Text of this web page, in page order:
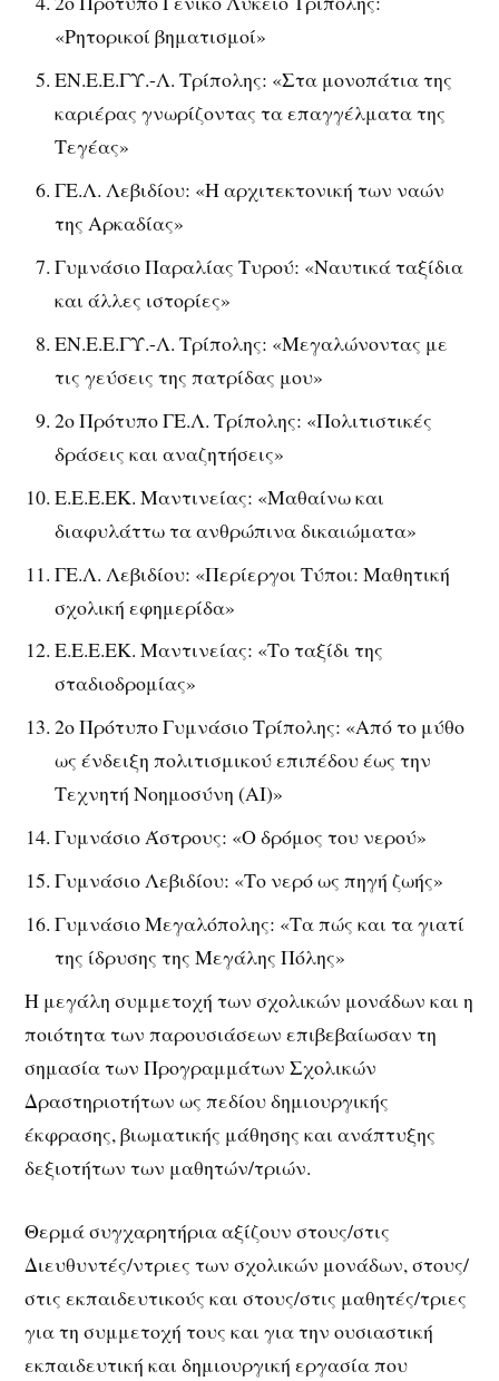
«Ρητορικοί βηματισμοί»
ΕΝ.Ε.Ε.ΓΥ.-Λ. Τρίπολης: «Στα μονοπάτια της
καριέρας γνωρίζοντας τα επαγγέλματα της
Τεγέας»
ΓΕ.Λ. Λεβιδίου: «Η αρχιτεκτονική των ναών
της Αρκαδίας»
Γυμνάσιο Παραλίας Τυρού: «Ναυτικά ταξίδια
και άλλες ιστορίες»
ΕΝ.Ε.Ε.ΓΥ.-Λ. Τρίπολης: «Μεγαλώνοντας με
τις γεύσεις της πατρίδας μου»
2ο Πρότυπο ΓΕ.Λ. Τρίπολης: «Πολιτιστικές
δράσεις και αναζητήσεις»
Ε.Ε.Ε.ΕΚ. Μαντινείας: «Μαθαίνω και
διαφυλάττω τα ανθρώπινα δικαιώματα»
ΓΕ.Λ. Λεβιδίου: «Περίεργοι Τύποι: Μαθητική
σχολική εφημερίδα»
Ε.Ε.Ε.ΕΚ. Μαντινείας: «Το ταξίδι της
σταδιοδρομίας»
2ο Πρότυπο Γυμνάσιο Τρίπολης: «Από το μύθο
ως ένδειξη πολιτισμικού επιπέδου έως την
Τεχνητή Νοημοσύνη (AI)»
Γυμνάσιο Άστρους: «Ο δρόμος του νερού»
Γυμνάσιο Λεβιδίου: «Το νερό ως πηγή ζωής»
Γυμνάσιο Μεγαλόπολης: «Τα πώς και τα γιατί
της ίδρυσης της Μεγάλης Πόλης»
Η μεγάλη συμμετοχή των σχολικών μονάδων και η
ποιότητα των παρουσιάσεων επιβεβαίωσαν τη
σημασία των Προγραμμάτων Σχολικών
Δραστηριοτήτων ως πεδίου δημιουργικής
έκφρασης, βιωματικής μάθησης και ανάπτυξης
δεξιοτήτων των μαθητών/τριών.
Θερμά συγχαρητήρια αξίζουν στους/στις
Διευθυντές/ντριες των σχολικών μονάδων, στους/
στις εκπαιδευτικούς και στους/στις μαθητές/τριες
για τη συμμετοχή τους και για την ουσιαστική
εκπαιδευτική και δημιουργική εργασία που